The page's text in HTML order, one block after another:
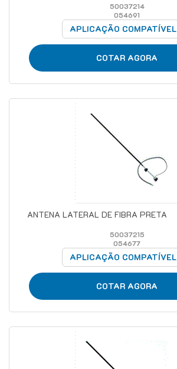
50037214
054691
APLICAÇÃO COMPATÍVEL
COTAR AGORA
ANTENA LATERAL DE FIBRA PRETA
50037215
054677
APLICAÇÃO COMPATÍVEL
COTAR AGORA